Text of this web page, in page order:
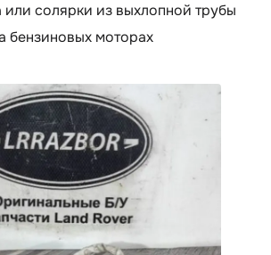
или солярки из выхлопной трубы
бензиновых моторах